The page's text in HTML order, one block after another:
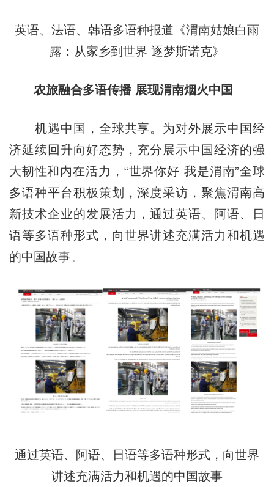
英语、法语、韩语多语种报道《渭南姑娘白雨
露：从家乡到世界 逐梦斯诺克》
农旅融合多语传播 展现渭南烟火中国
机遇中国，全球共享。为对外展示中国经
济延续回升向好态势，充分展示中国经济的强
大韧性和内在活力，“世界你好 我是渭南”全球
多语种平台积极策划，深度采访，聚焦渭南高
新技术企业的发展活力，通过英语、阿语、日
语等多语种形式，向世界讲述充满活力和机遇
的中国故事。
通过英语、阿语、日语等多语种形式，向世界
讲述充满活力和机遇的中国故事